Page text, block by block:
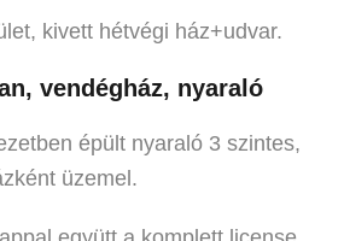
kivett hétvégi ház+udvar.
vendégház, nyaraló
épült nyaraló 3 szintes,
üzemel.